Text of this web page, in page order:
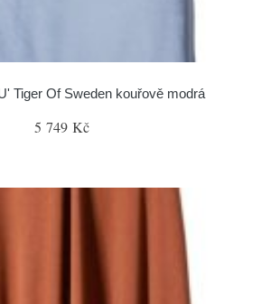
Tiger Of Sweden kouřově modrá
5 749 Kč